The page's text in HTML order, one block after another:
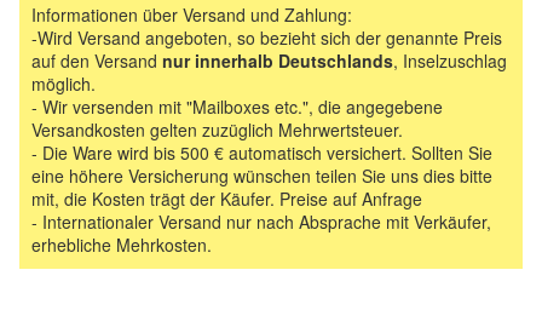
Informationen über Versand und Zahlung:
-Wird Versand angeboten, so bezieht sich der genannte Preis
auf den Versand nur innerhalb Deutschlands, Inselzuschlag
möglich.
- Wir versenden mit "Mailboxes etc.", die angegebene
Versandkosten gelten zuzüglich Mehrwertsteuer.
- Die Ware wird bis 500 € automatisch versichert. Sollten Sie
eine höhere Versicherung wünschen teilen Sie uns dies bitte
mit, die Kosten trägt der Käufer. Preise auf Anfrage
- Internationaler Versand nur nach Absprache mit Verkäufer,
erhebliche Mehrkosten.